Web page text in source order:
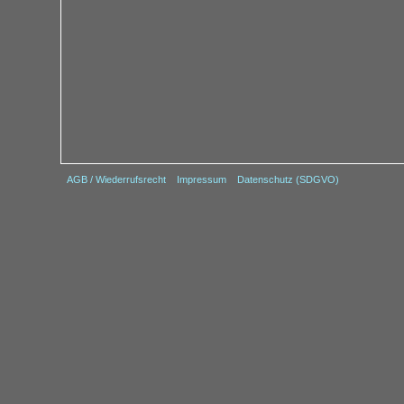
AGB / Wiederrufsrecht Impressum Datenschutz (SDGVO)